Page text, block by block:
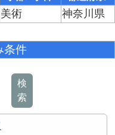
美術 神奈川県
条件
検
索